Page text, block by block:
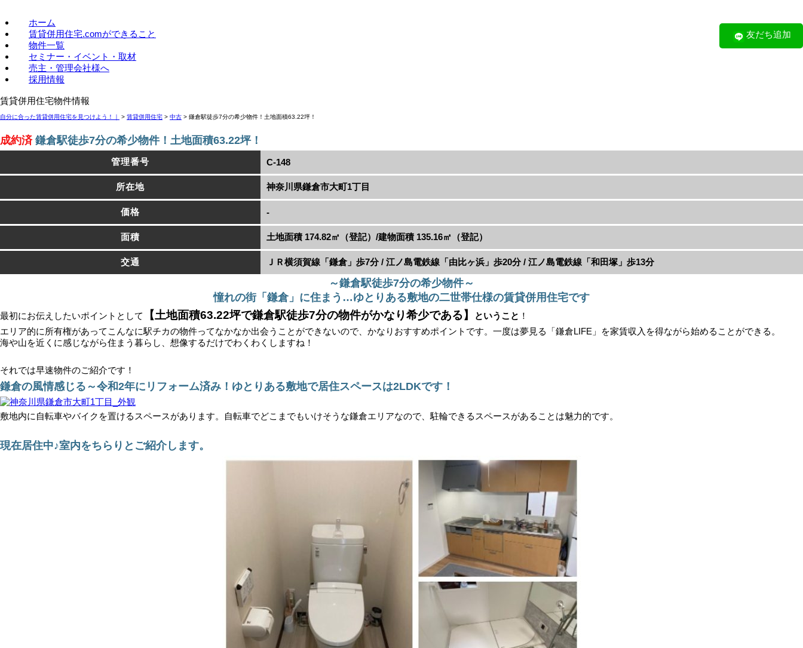
ホーム
賃貸併用住宅.comができること
物件一覧
セミナー・イベント・取材
売主・管理会社様へ
採用情報
友だち追加
賃貸併用住宅物件情報
自分に合った賃貸併用住宅を見つけよう！｜ > 賃貸併用住宅 > 中古 > 鎌倉駅徒歩7分の希少物件！土地面積63.22坪！
成約済鎌倉駅徒歩7分の希少物件！土地面積63.22坪！
管理番号 C-148
所在地 神奈川県鎌倉市大町1丁目
価格 -
面積 土地面積 174.82㎡（登記）/建物面積 135.16㎡（登記）
交通 ＪＲ横須賀線「鎌倉」歩7分 / 江ノ島電鉄線「由比ヶ浜」歩20分 / 江ノ島電鉄線「和田塚」歩13分
～鎌倉駅徒歩7分の希少物件～
憧れの街「鎌倉」に住まう…ゆとりある敷地の二世帯仕様の賃貸併用住宅です
最初にお伝えしたいポイントとして 【土地面積63.22坪で鎌倉駅徒歩7分の物件がかなり希少である】 ということ ！
エリア的に所有権があってこんなに駅チカの物件ってなかなか出会うことができないので、かなりおすすめポイントです。一度は夢見る「鎌倉LIFE」を家賃収入を得ながら始めることができる。
海や山を近くに感じながら住まう暮らし、想像するだけでわくわくしますね！
それでは早速物件のご紹介です！
鎌倉の風情感じる～令和2年にリフォーム済み！ゆとりある敷地で居住スペースは2LDKです！
敷地内に自転車やバイクを置けるスペースがあります。自転車でどこまでもいけそうな鎌倉エリアなので、駐輪できるスペースがあることは魅力的です。
現在居住中♪室内をちらりとご紹介します。